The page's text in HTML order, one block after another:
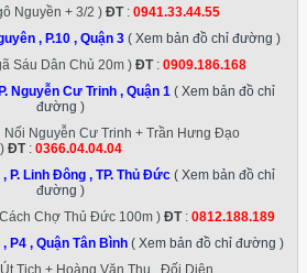
Nguyền + 3/2 ) ĐT: 0941.33.44.55
, P.10 , Quận 3 ( Xem bản đồ chỉ đường )
Sáu Dân Chủ 20m ) ĐT: 0909.186.168
Nguyễn Cư Trinh , Quận 1 ( Xem bản đồ chỉ
đường )
Nguyễn Cư Trinh + Trần Hưng Đạo
) ĐT: 0366.04.04.04
P. Linh Đông , TP. Thủ Đức( Xem bản đồ chỉ
đường )
Chợ Thủ Đức 100m ) ĐT: 0812.188.189
P4 , Quận Tân Bình ( Xem bản đồ chỉ đường )
Tịch + Hoàng Văn Thụ , Đối Diện